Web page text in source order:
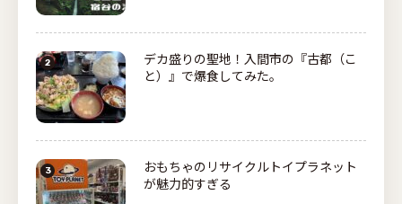
デカ盛りの聖地！入間市の『古都（こ
と）』で爆食してみた。
おもちゃのリサイクルトイプラネット
が魅力的すぎる